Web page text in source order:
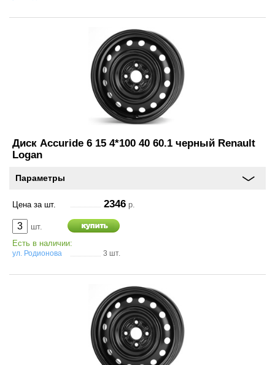
Диск Accuride 6 15 4*100 40 60.1 черный Renault
Logan
Параметры
Цена за шт. 2346 р.
шт.
Есть в наличии:
ул. Родионова 3 шт.